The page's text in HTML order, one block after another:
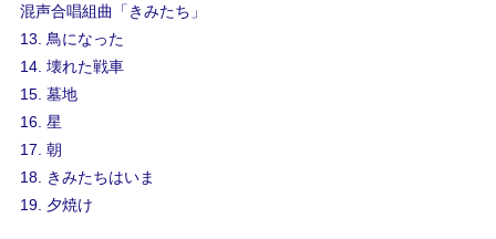
混声合唱組曲「きみたち」
13. 鳥になった
14. 壊れた戦車
15. 墓地
16. 星
17. 朝
18. きみたちはいま
19. 夕焼け